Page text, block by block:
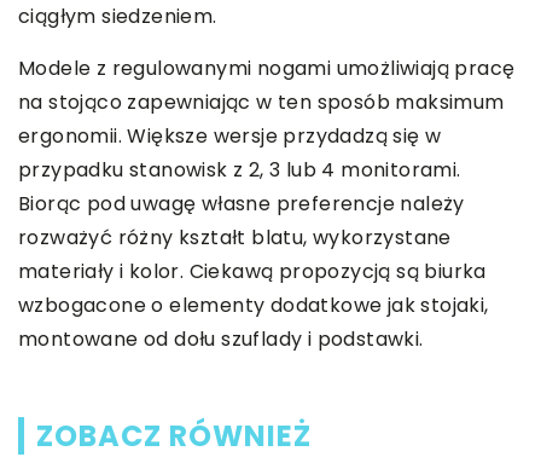
ciągłym siedzeniem.
Modele z regulowanymi nogami umożliwiają pracę
na stojąco zapewniając w ten sposób maksimum
ergonomii. Większe wersje przydadzą się w
przypadku stanowisk z 2, 3 lub 4 monitorami.
Biorąc pod uwagę własne preferencje należy
rozważyć różny kształt blatu, wykorzystane
materiały i kolor. Ciekawą propozycją są biurka
wzbogacone o elementy dodatkowe jak stojaki,
montowane od dołu szuflady i podstawki.
ZOBACZ RÓWNIEŻ